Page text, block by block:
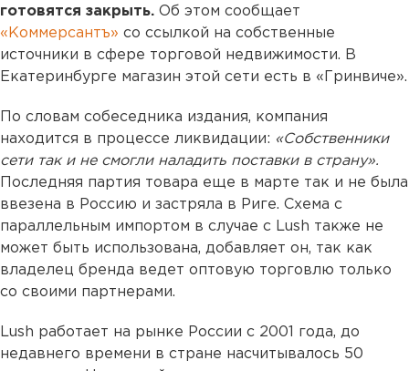
готовятся закрыть. Об этом сообщает
«Коммерсантъ» со ссылкой на собственные
источники в сфере торговой недвижимости. В
Екатеринбурге магазин этой сети есть в «Гринвиче».
По словам собеседника издания, компания
находится в процессе ликвидации: «Собственники
сети так и не смогли наладить поставки в страну».
Последняя партия товара еще в марте так и не была
ввезена в Россию и застряла в Риге. Схема с
параллельным импортом в случае с Lush также не
может быть использована, добавляет он, так как
владелец бренда ведет оптовую торговлю только
со своими партнерами.
Lush работает на рынке России с 2001 года, до
недавнего времени в стране насчитывалось 50